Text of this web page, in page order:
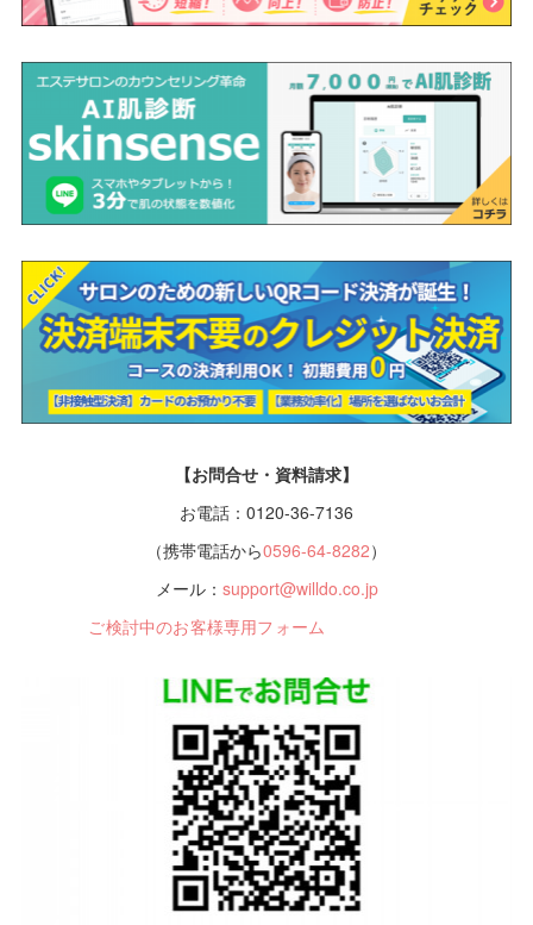
【お問合せ・資料請求】
お電話：0120-36-7136
（携帯電話から0596-64-8282）
メール： support@willdo.co.jp
ご検討中のお客様専用フォーム